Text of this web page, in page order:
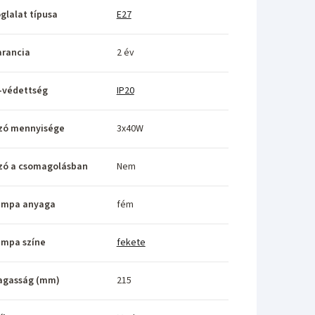
típusa E27
2 év
védettség IP20
mennyisége 3x40W
a csomagolásban Nem
anyaga fém
színe fekete
(mm) 215